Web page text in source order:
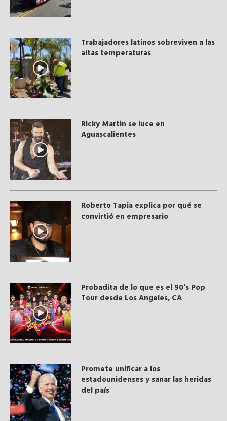
Trabajadores latinos sobreviven a las
altas temperaturas
Ricky Martin se luce en
Aguascalientes
Roberto Tapia explica por qué se
convirtió en empresario
Probadita de lo que es el 90’s Pop
Tour desde Los Angeles, CA
Promete unificar a los
estadounidenses y sanar las heridas
del país